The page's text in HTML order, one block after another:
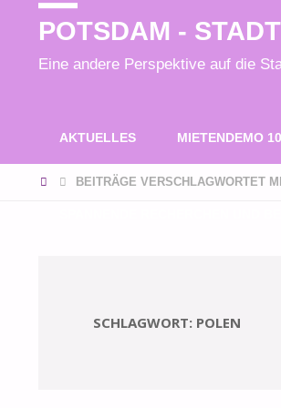
POTSDAM -
Eine andere Perspektive auf die
Inhalt
AKTUELLES MIETENDEMO
STARTBEITRÄGE VERSCHLAGWORTET
SCHLAGWORT: POLEN